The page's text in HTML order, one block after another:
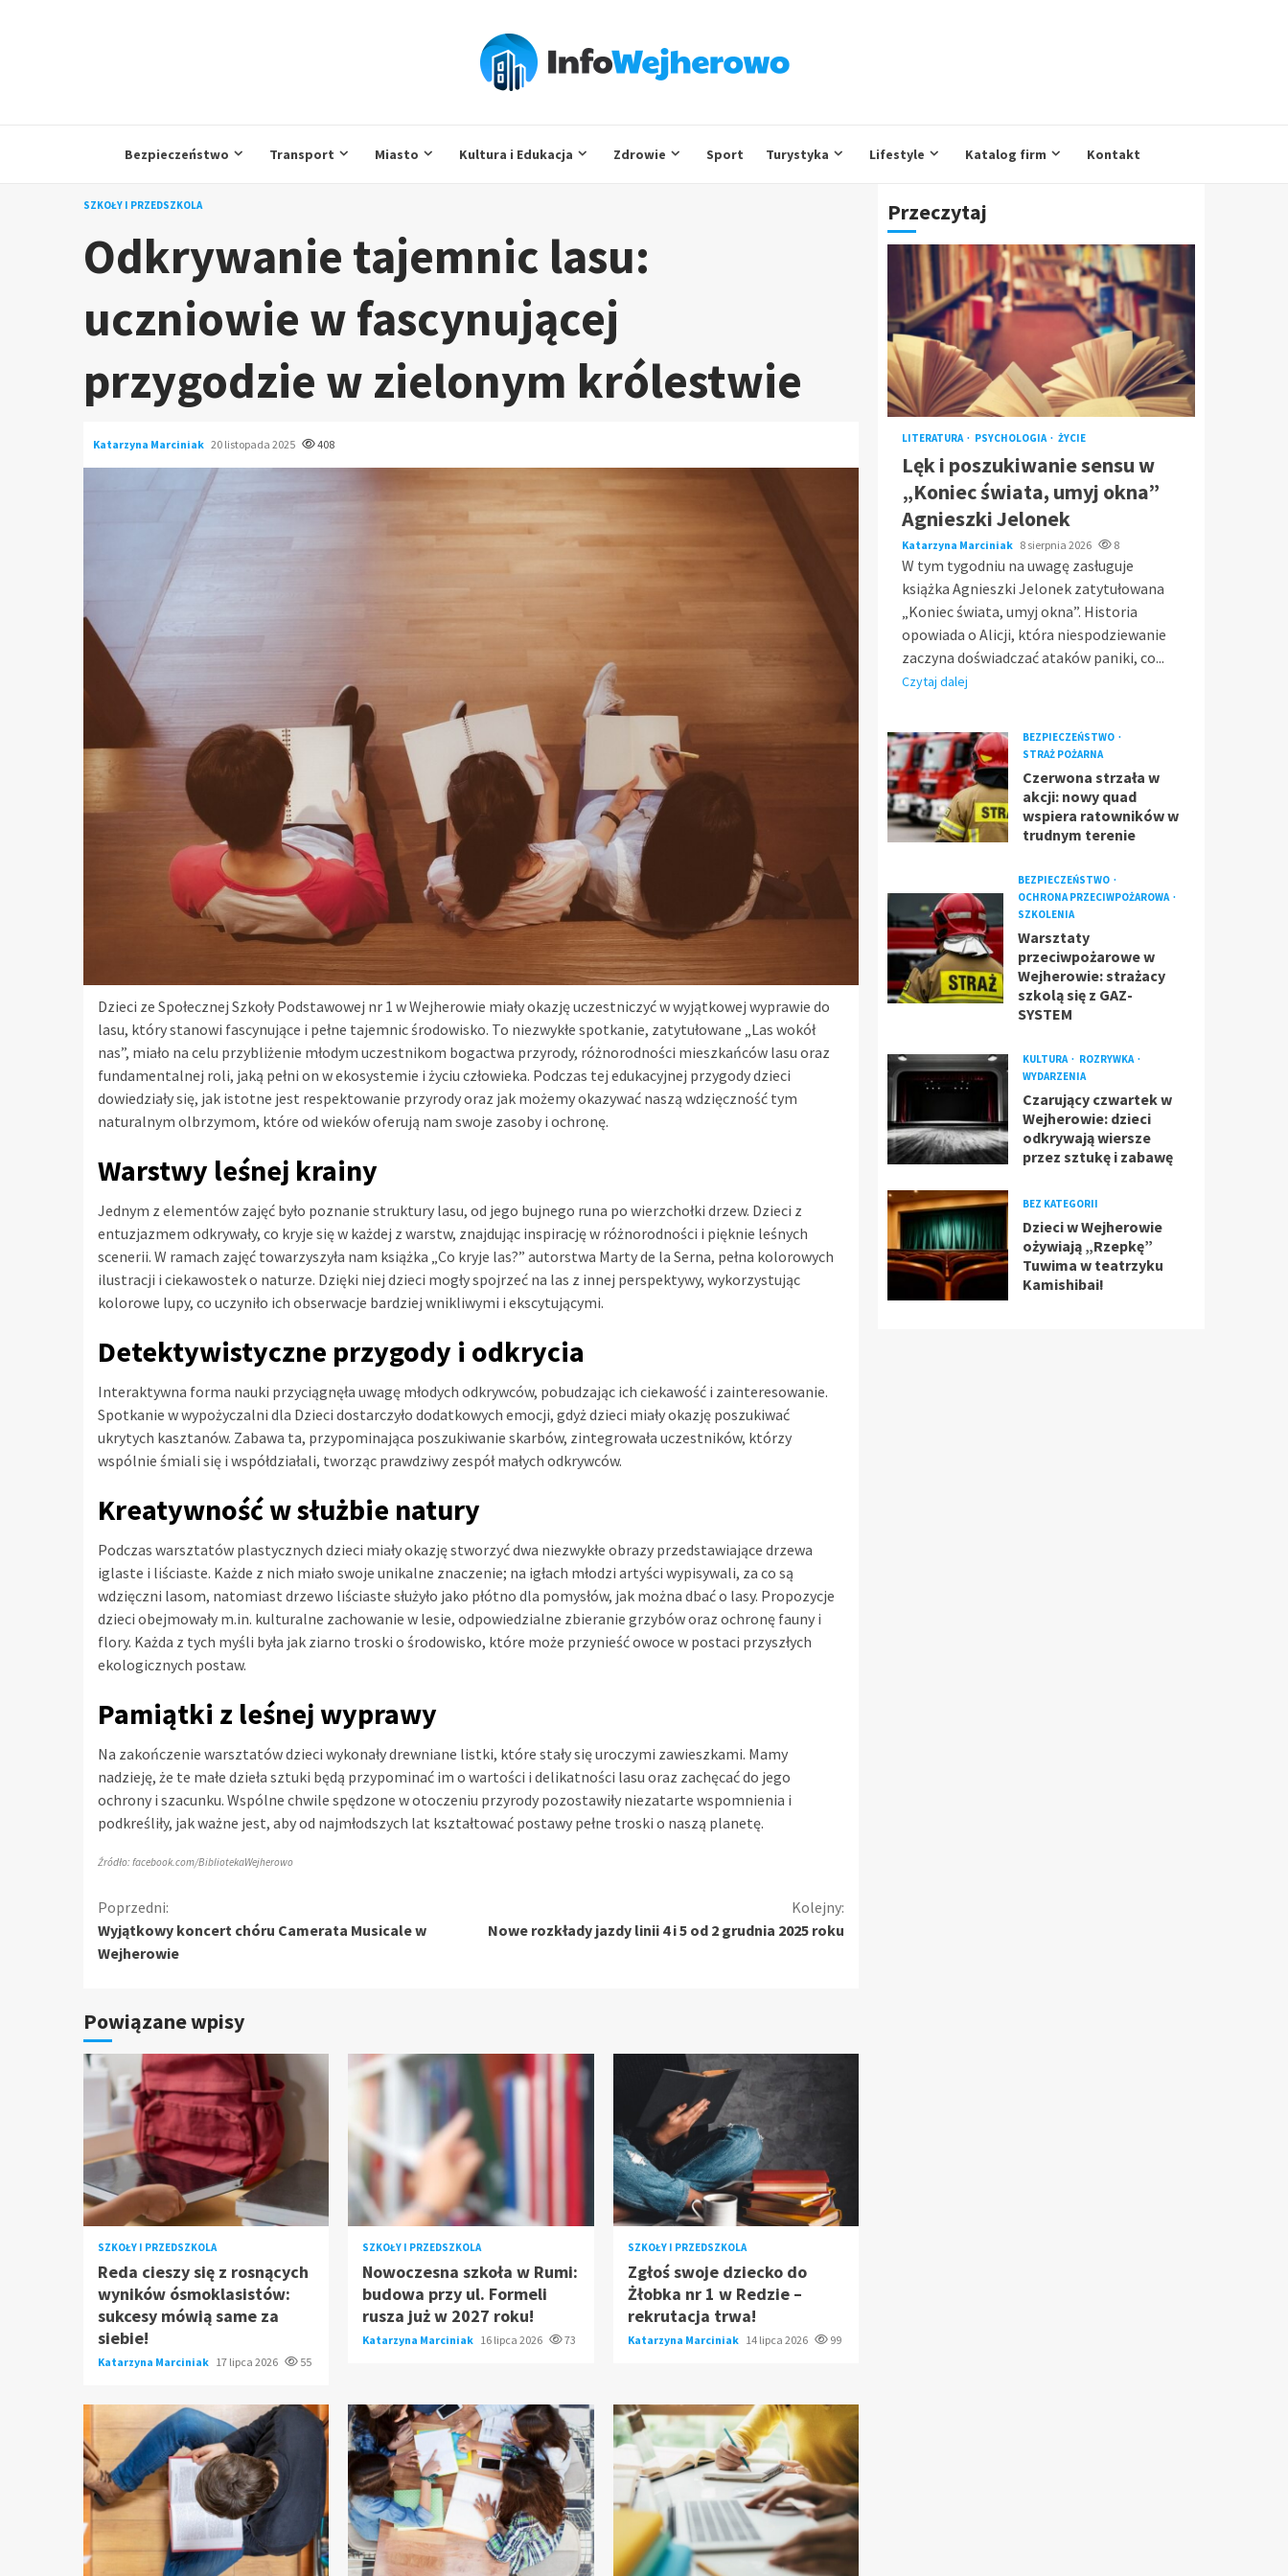
Bezpieczeństwo Transport Miasto Kultura i Edukacja Zdrowie Sport Turystyka Lifestyle Katalog firm Kontakt
SZKOŁY I PRZEDSZKOLA
Odkrywanie tajemnic lasu:
uczniowie w fascynującej
przygodzie w zielonym królestwie
Katarzyna Marciniak 20 listopada 2025 408
Dzieci ze Społecznej Szkoły Podstawowej nr 1 w Wejherowie miały okazję uczestniczyć w wyjątkowej wyprawie do
lasu, który stanowi fascynujące i pełne tajemnic środowisko. To niezwykłe spotkanie, zatytułowane „Las wokół
nas”, miało na celu przybliżenie młodym uczestnikom bogactwa przyrody, różnorodności mieszkańców lasu oraz
fundamentalnej roli, jaką pełni on w ekosystemie i życiu człowieka. Podczas tej edukacyjnej przygody dzieci
dowiedziały się, jak istotne jest respektowanie przyrody oraz jak możemy okazywać naszą wdzięczność tym
naturalnym olbrzymom, które od wieków oferują nam swoje zasoby i ochronę.
Warstwy leśnej krainy
Jednym z elementów zajęć było poznanie struktury lasu, od jego bujnego runa po wierzchołki drzew. Dzieci z
entuzjazmem odkrywały, co kryje się w każdej z warstw, znajdując inspirację w różnorodności i pięknie leśnych
scenerii. W ramach zajęć towarzyszyła nam książka „Co kryje las?” autorstwa Marty de la Serna, pełna kolorowych
ilustracji i ciekawostek o naturze. Dzięki niej dzieci mogły spojrzeć na las z innej perspektywy, wykorzystując
kolorowe lupy, co uczyniło ich obserwacje bardziej wnikliwymi i ekscytującymi.
Detektywistyczne przygody i odkrycia
Interaktywna forma nauki przyciągnęła uwagę młodych odkrywców, pobudzając ich ciekawość i zainteresowanie.
Spotkanie w wypożyczalni dla Dzieci dostarczyło dodatkowych emocji, gdyż dzieci miały okazję poszukiwać
ukrytych kasztanów. Zabawa ta, przypominająca poszukiwanie skarbów, zintegrowała uczestników, którzy
wspólnie śmiali się i współdziałali, tworząc prawdziwy zespół małych odkrywców.
Kreatywność w służbie natury
Podczas warsztatów plastycznych dzieci miały okazję stworzyć dwa niezwykłe obrazy przedstawiające drzewa
iglaste i liściaste. Każde z nich miało swoje unikalne znaczenie; na igłach młodzi artyści wypisywali, za co są
wdzięczni lasom, natomiast drzewo liściaste służyło jako płótno dla pomysłów, jak można dbać o lasy. Propozycje
dzieci obejmowały m.in. kulturalne zachowanie w lesie, odpowiedzialne zbieranie grzybów oraz ochronę fauny i
flory. Każda z tych myśli była jak ziarno troski o środowisko, które może przynieść owoce w postaci przyszłych
ekologicznych postaw.
Pamiątki z leśnej wyprawy
Na zakończenie warsztatów dzieci wykonały drewniane listki, które stały się uroczymi zawieszkami. Mamy
nadzieję, że te małe dzieła sztuki będą przypominać im o wartości i delikatności lasu oraz zachęcać do jego
ochrony i szacunku. Wspólne chwile spędzone w otoczeniu przyrody pozostawiły niezatarte wspomnienia i
podkreśliły, jak ważne jest, aby od najmłodszych lat kształtować postawy pełne troski o naszą planetę.
Źródło: facebook.com/BibliotekaWejherowo
Kontynuuj
czytanie
Poprzedni:
Wyjątkowy koncert chóru Camerata Musicale w
Wejherowie
Kolejny:
Nowe rozkłady jazdy linii 4 i 5 od 2 grudnia 2025 roku
Powiązane wpisy
SZKOŁY I PRZEDSZKOLA
Reda cieszy się z rosnących
wyników ósmoklasistów:
sukcesy mówią same za
siebie!
Katarzyna Marciniak 17 lipca 2026 55
SZKOŁY I PRZEDSZKOLA
Nowoczesna szkoła w Rumi:
budowa przy ul. Formeli
rusza już w 2027 roku!
Katarzyna Marciniak 16 lipca 2026 73
SZKOŁY I PRZEDSZKOLA
Zgłoś swoje dziecko do
Żłobka nr 1 w Redzie –
rekrutacja trwa!
Katarzyna Marciniak 14 lipca 2026 99
Przeczytaj
LITERATURA PSYCHOLOGIA ŻYCIE
Lęk i poszukiwanie sensu w
„Koniec świata, umyj okna”
Agnieszki Jelonek
Katarzyna Marciniak 8 sierpnia 2026 8
W tym tygodniu na uwagę zasługuje
książka Agnieszki Jelonek zatytułowana
„Koniec świata, umyj okna”. Historia
opowiada o Alicji, która niespodziewanie
zaczyna doświadczać ataków paniki, co...
Czytaj dalej
BEZPIECZEŃSTWO
STRAŻ POŻARNA
Czerwona strzała w
akcji: nowy quad
wspiera ratowników w
trudnym terenie
BEZPIECZEŃSTWO
OCHRONA PRZECIWPOŻAROWA
SZKOLENIA
Warsztaty
przeciwpożarowe w
Wejherowie: strażacy
szkolą się z GAZ-
SYSTEM
KULTURA
ROZRYWKA
WYDARZENIA
Czarujący czwartek w
Wejherowie: dzieci
odkrywają wiersze
przez sztukę i zabawę
BEZ KATEGORII
Dzieci w Wejherowie
ożywiają „Rzepkę”
Tuwima w teatrzyku
Kamishibai!